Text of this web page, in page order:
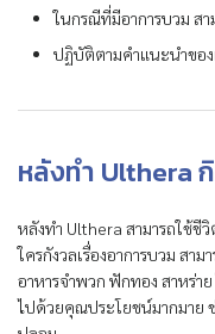
ในกรณีที่มีอาการบวม ส
ปฏิบัติตามคำแนะนำขอ
หลังทำ Ulthera
หลังทำ Ulthera สามารถใช้ชี
ใครกังวลเรื่องอาการบวม สา
อาหารจำพวก ฟักทอง สาหร่
ไปด้วยคุณประโยชน์มากมาย